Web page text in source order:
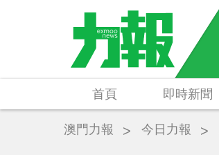
首頁 即時新聞
澳門力報 今日力報